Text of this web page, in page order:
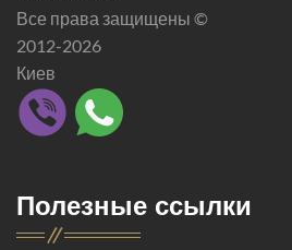
Все права защищены ©
2012-2026
Киев
Полезные ссылки